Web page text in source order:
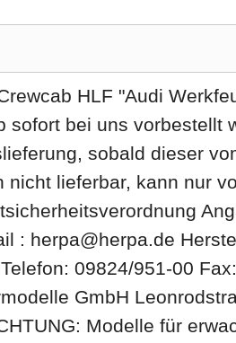
HLF "Audi
sofort bei uns vorbestellt
sobald dieser
nicht lieferbar, kann nur
: herpa@herpa.de
09824/951-00
GmbH
Modelle für